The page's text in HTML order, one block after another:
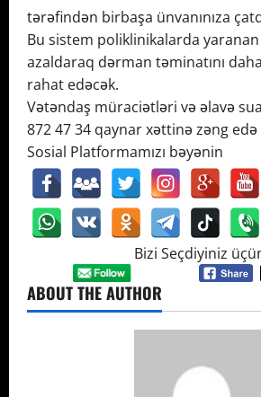
tərəfindən birbaşa ünvanınıza
Bu sistem poliklinikalarda yaranan
azaldaraq dərman təminatını
rahat edəcək.
Vətəndaş müraciətləri və əlavə
872 47 34 qaynar xəttinə zəng
Sosial Platformamızı bəyənin
Bizi Seçdiyiniz
ABOUT THE AUTHOR